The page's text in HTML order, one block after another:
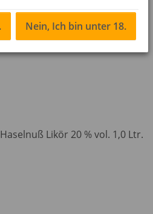
Nein, Ich bin unter 18.